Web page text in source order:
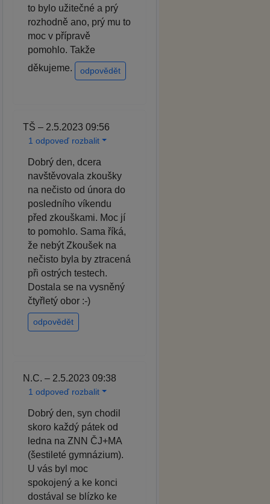
to bylo užitečné a prý
rozhodně ano, prý mu to
moc v přípravě
pomohlo. Takže
děkujeme.
odpovědět
TŠ – 2.5.2023 09:56
1 odpoveď rozbalit
Dobrý den, dcera
navštěvovala zkoušky
na nečisto od února do
posledního víkendu
před zkouškami. Moc jí
to pomohlo. Sama říká,
že nebýt Zkoušek na
nečisto byla by ztracená
při ostrých testech.
Dostala se na vysněný
čtyřletý obor :-)
odpovědět
N.C. – 2.5.2023 09:38
1 odpoveď rozbalit
Dobrý den, syn chodil
skoro každý pátek od
ledna na ZNN ČJ+MA
(šestileté gymnázium).
U vás byl moc
spokojený a ke konci
dostával se blízko ke